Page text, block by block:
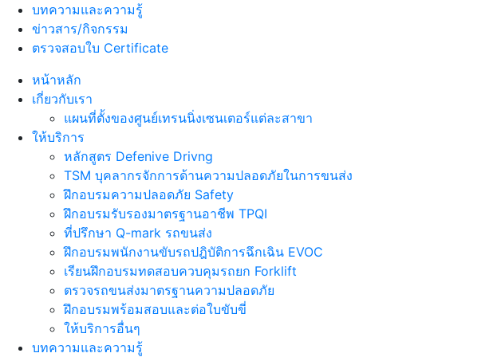
บทความและความรู้
ข่าวสาร/กิจกรรม
ตรวจสอบใบ Certificate
หน้าหลัก
เกี่ยวกับเรา
แผนที่ตั้งของศูนย์เทรนนิ่งเซนเตอร์แต่ละสาขา
ให้บริการ
หลักสูตร Defenive Drivng
TSM บุคลากรจักการด้านความปลอดภัยในการขนส่ง
ฝึกอบรมความปลอดภัย Safety
ฝึกอบรมรับรองมาตรฐานอาชีพ TPQI
ที่ปรึกษา Q-mark รถขนส่ง
ฝึกอบรมพนักงานขับรถปฎิบัติการฉึกเฉิน EVOC
เรียนฝึกอบรมทดสอบควบคุมรถยก Forklift
ตรวจรถขนส่งมาตรฐานความปลอดภัย
ฝึกอบรมพร้อมสอบและต่อใบขับขี่
ให้บริการอื่นๆ
บทความและความรู้